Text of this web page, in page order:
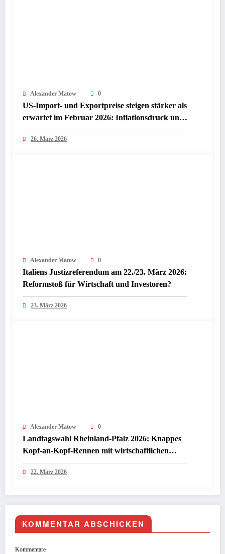
Alexander Matow 0
US-Import- und Exportpreise steigen stärker als
erwartet im Februar 2026: Inflationsdruck und
Chancen für Investoren
26. März 2026
Alexander Matow 0
Italiens Justizreferendum am 22./23. März 2026:
Reformstoß für Wirtschaft und Investoren?
23. März 2026
Alexander Matow 0
Landtagswahl Rheinland-Pfalz 2026: Knappes
Kopf-an-Kopf-Rennen mit wirtschaftlichen
Folgen für Investoren
22. März 2026
KOMMENTAR ABSCHICKEN
Kommentare